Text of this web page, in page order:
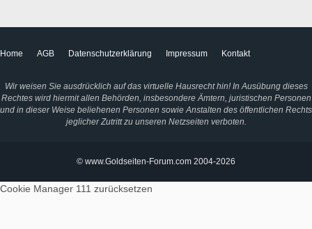
Home AGB Datenschutzerklärung Impressum Kontakt
Wir weisen Sie ausdrücklich auf das virtuelle Hausrecht hin! In Ausübung dieses
Rechtes wird hiermit allen Behörden, insbesondere Ämtern, juristischen Personen
und in dieser Weise beliehenen Personen sowie Anstalten des öffentlichen Rechts
jeglicher Zutritt zu unseren Netzseiten verboten.
© www.Goldseiten-Forum.com 2004-2026
Cookie Manager 111 zurücksetzen